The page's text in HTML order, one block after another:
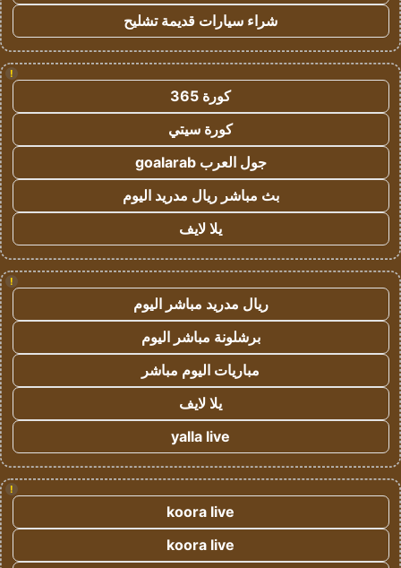
شراء سيارات قديمة تشليح
!
كورة 365
كورة سيتي
جول العرب goalarab
بث مباشر ريال مدريد اليوم
يلا لايف
!
ريال مدريد مباشر اليوم
برشلونة مباشر اليوم
مباريات اليوم مباشر
يلا لايف
yalla live
!
koora live
koora live